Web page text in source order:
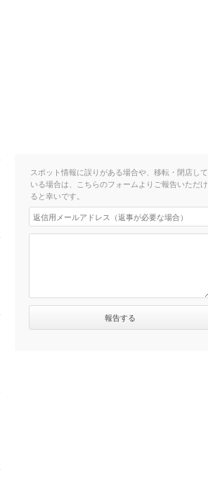
スポット情報に誤りがある場合や、移転・閉店して
いる場合は、こちらのフォームよりご報告いただけ
ると幸いです。